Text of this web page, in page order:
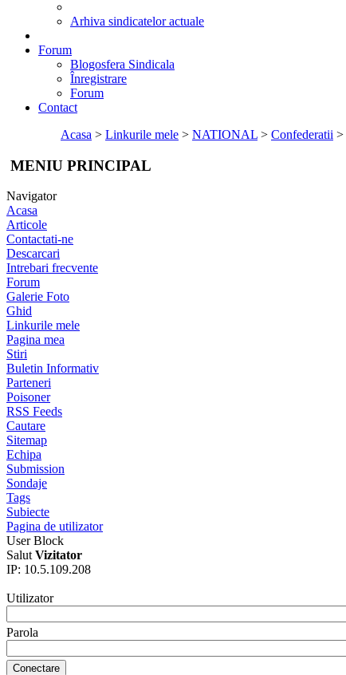
Arhiva sindicatelor actuale
Forum
Blogosfera Sindicala
Înregistrare
Forum
Contact
Acasa > Linkurile mele > NATIONAL > Confederatii >
MENIU PRINCIPAL
Navigator
Acasa
Articole
Contactati-ne
Descarcari
Intrebari frecvente
Forum
Galerie Foto
Ghid
Linkurile mele
Pagina mea
Stiri
Buletin Informativ
Parteneri
Poisoner
RSS Feeds
Cautare
Sitemap
Echipa
Submission
Sondaje
Tags
Subiecte
Pagina de utilizator
User Block
Salut Vizitator
IP: 10.5.109.208
Utilizator
Parola